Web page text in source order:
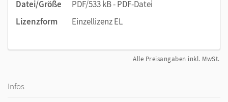
Datei/Größe
PDF/533 kB - PDF-Datei
Lizenzform
Einzellizenz EL
Alle Preisangaben inkl. MwSt.
Infos